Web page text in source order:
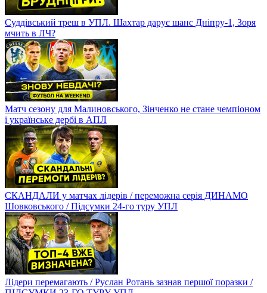
Суддівський треш в УПЛ. Шахтар дарує шанс Дніпру-1, Зоря
мчить в ЛЧ?
Матч сезону для Малиновського, Зінченко не стане чемпіоном
і українське дербі в АПЛ
СКАНДАЛИ у матчах лідерів / переможна серія ДИНАМО
Шовковського / Підсумки 24-го туру УПЛ
Лідери перемагають / Руслан Ротань зазнав першої поразки /